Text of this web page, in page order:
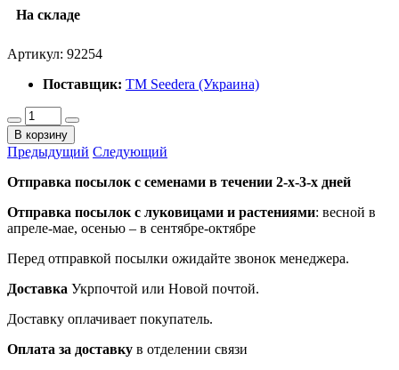
На складе
Артикул: 92254
Поставщик: ТМ Seedera (Украина)
В корзину
Предыдущий Следующий
Отправка посылок с семенами в течении 2-х-3-х дней
Отправка посылок с луковицами и растениями: весной в
апреле-мае, осенью – в сентябре-октябре
Перед отправкой посылки ожидайте звонок менеджера.
Доставка Укрпочтой или Новой почтой.
Доставку оплачивает покупатель.
Оплата за доставку в отделении связи